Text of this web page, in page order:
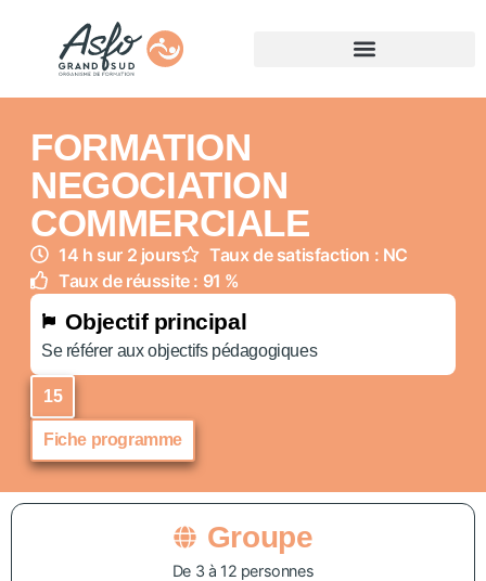
FORMATION
NEGOCIATION
COMMERCIALE
14 h sur 2 jours
Taux de satisfaction : NC
Taux de réussite : 91 %
Objectif principal
Se référer aux objectifs pédagogiques
15
Fiche programme
Groupe
De 3 à 12 personnes